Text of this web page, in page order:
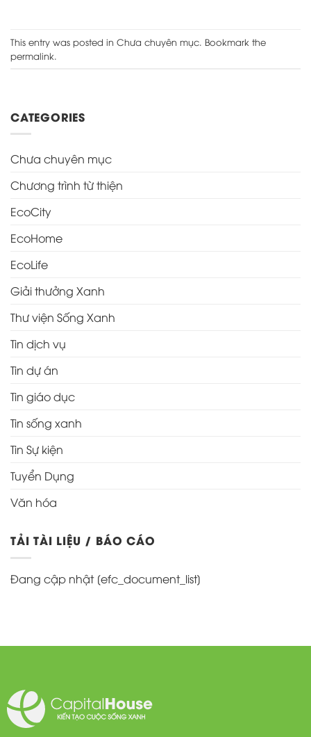
This entry was posted in Chưa chuyên mục. Bookmark the
permalink.
CATEGORIES
Chưa chuyên mục
Chương trình từ thiện
EcoCity
EcoHome
EcoLife
Giải thưởng Xanh
Thư viện Sống Xanh
Tin dịch vụ
Tin dự án
Tin giáo dục
Tin sống xanh
Tin Sự kiện
Tuyển Dụng
Văn hóa
TẢI TÀI LIỆU / BÁO CÁO
Đang cập nhật [efc_document_list]